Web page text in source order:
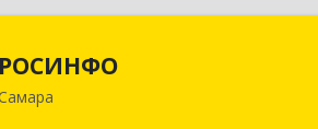
РОСИНФО
443069, Самарская обл, Самара г,